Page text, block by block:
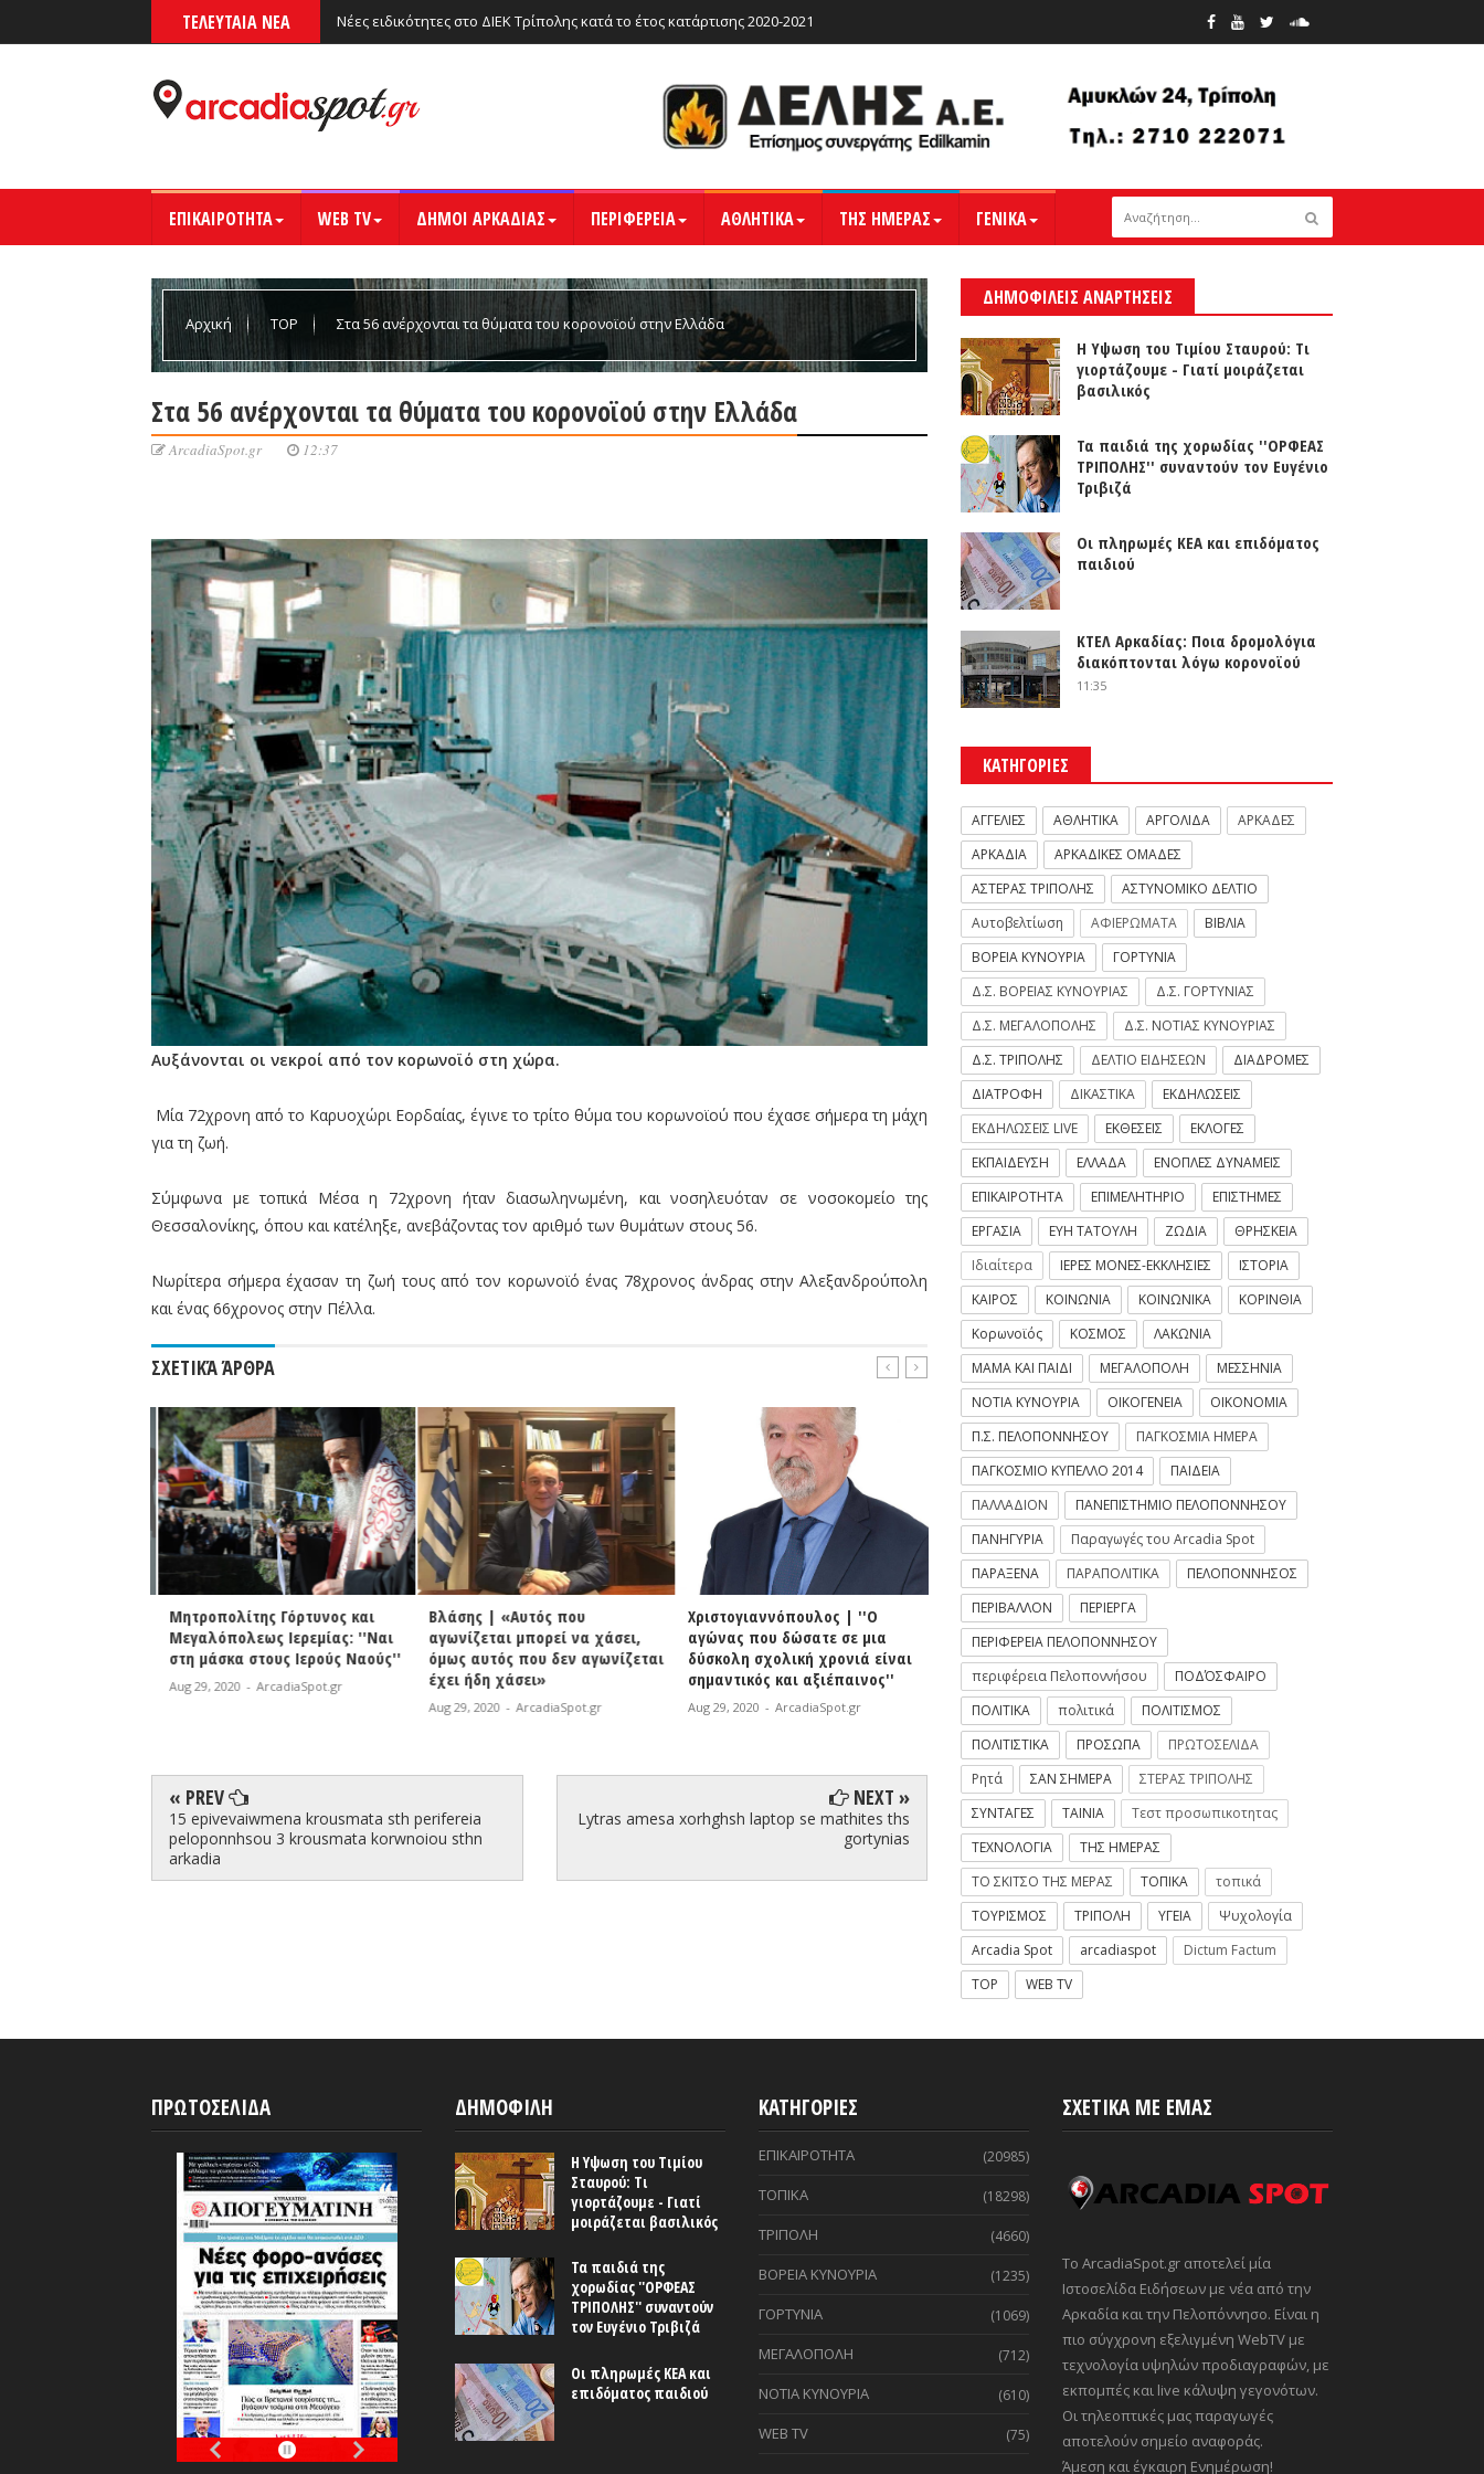
ΤΕΛΕΥΤΑΙΑ ΝΕΑ Νέες ειδικότητες στο ΔΙΕΚ Τρίπολης κατά το έτος κατάρτισης 2020-2021
ΕΠΙΚΑΙΡΟΤΗΤΑ WEB TV ΔΗΜΟΙ ΑΡΚΑΔΙΑΣ ΠΕΡΙΦΕΡΕΙΑ ΑΘΛΗΤΙΚΑ ΤΗΣ ΗΜΕΡΑΣ ΓΕΝΙΚΑ
Αρχική TOP Στα 56 ανέρχονται τα θύματα του κορονοϊού στην Ελλάδα
Στα 56 ανέρχονται τα θύματα του κορονοϊού στην Ελλάδα
ArcadiaSpot.gr 12:37
Αυξάνονται οι νεκροί από τον κορωνοϊό στη χώρα.
Μία 72χρονη από το Καρυοχώρι Εορδαίας, έγινε το τρίτο θύμα του κορωνοϊού που έχασε σήμερα τη μάχη
για τη ζωή.
Σύμφωνα με τοπικά Μέσα η 72χρονη ήταν διασωληνωμένη, και νοσηλευόταν σε νοσοκομείο της
Θεσσαλονίκης, όπου και κατέληξε, ανεβάζοντας τον αριθμό των θυμάτων στους 56.
Νωρίτερα σήμερα έχασαν τη ζωή τους από τον κορωνοϊό ένας 78χρονος άνδρας στην Αλεξανδρούπολη
και ένας 66χρονος στην Πέλλα.
ΣΧΕΤΙΚΆ ΆΡΘΡΑ
Μητροπολίτης Γόρτυνος και
Μεγαλόπολεως Ιερεμίας: ''Ναι
στη μάσκα στους Ιερούς Ναούς''
Aug 29, 2020 - ArcadiaSpot.gr
Βλάσης | «Αυτός που
αγωνίζεται μπορεί να χάσει,
όμως αυτός που δεν αγωνίζεται
έχει ήδη χάσει»
Aug 29, 2020 - ArcadiaSpot.gr
Χριστογιαννόπουλος | ''Ο
αγώνας που δώσατε σε μια
δύσκολη σχολική χρονιά είναι
σημαντικός και αξιέπαινος''
Aug 29, 2020 ArcadiaSpot.gr
Δήμος Τρίπολης | Τα
αποτελέσματα για την
πρόσληψη προσωπικού σε
υπηρεσίες καθαρισμού
σχολικών μονάδων
Aug 29, 2020 - ArcadiaSpot.gr
« PREV
15 epivevaiwmena krousmata sth perifereia
peloponnhsou 3 krousmata korwnoiou sthn
arkadia
NEXT »
Lytras amesa xorhghsh laptop se mathites ths
gortynias
ΔΗΜΟΦΙΛΕΙΣ ΑΝΑΡΤΗΣΕΙΣ
Η Υψωση του Τιμίου Σταυρού: Τι
γιορτάζουμε - Γιατί μοιράζεται
βασιλικός
Τα παιδιά της χορωδίας ''ΟΡΦΕΑΣ
ΤΡΙΠΟΛΗΣ'' συναντούν τον Ευγένιο
Τριβιζά
Οι πληρωμές ΚΕΑ και επιδόματος
παιδιού
ΚΤΕΛ Αρκαδίας: Ποια δρομολόγια
διακόπτονται λόγω κορονοϊού
11:35
ΚΑΤΗΓΟΡΙΕΣ
ΑΓΓΕΛΙΕΣ ΑΘΛΗΤΙΚΑ ΑΡΓΟΛΙΔΑ
ΑΡΚΑΔΕΣ
ΑΡΚΑΔΙΑ
ΑΡΚΑΔΙΚΕΣ ΟΜΑΔΕΣ
ΑΣΤΕΡΑΣ ΤΡΙΠΟΛΗΣ
ΑΣΤΥΝΟΜΙΚΟ ΔΕΛΤΙΟ
Αυτοβελτίωση
ΑΦΙΕΡΩΜΑΤΑ
ΒΙΒΛΙΑ
ΒΟΡΕΙΑ ΚΥΝΟΥΡΙΑ
ΓΟΡΤΥΝΙΑ
Δ.Σ. ΒΟΡΕΙΑΣ ΚΥΝΟΥΡΙΑΣ
Δ.Σ. ΓΟΡΤΥΝΙΑΣ
Δ.Σ. ΜΕΓΑΛΟΠΟΛΗΣ
Δ.Σ. ΝΟΤΙΑΣ ΚΥΝΟΥΡΙΑΣ
Δ.Σ. ΤΡΙΠΟΛΗΣ
ΔΕΛΤΙΟ ΕΙΔΗΣΕΩΝ
ΔΙΑΔΡΟΜΕΣ
ΔΙΑΤΡΟΦΗ
ΔΙΚΑΣΤΙΚΑ
ΕΚΔΗΛΩΣΕΙΣ
ΕΚΔΗΛΩΣΕΙΣ LIVE
ΕΚΘΕΣΕΙΣ
ΕΚΛΟΓΕΣ
ΕΚΠΑΙΔΕΥΣΗ
ΕΛΛΑΔΑ
ΕΝΟΠΛΕΣ ΔΥΝΑΜΕΙΣ
ΕΠΙΚΑΙΡΟΤΗΤΑ
ΕΠΙΜΕΛΗΤΗΡΙΟ
ΕΠΙΣΤΗΜΕΣ
ΕΡΓΑΣΙΑ
ΕΥΗ ΤΑΤΟΥΛΗ ΖΩΔΙΑ
ΘΡΗΣΚΕΙΑ
Ιδιαίτερα
ΙΕΡΕΣ ΜΟΝΕΣ-ΕΚΚΛΗΣΙΕΣ
ΙΣΤΟΡΙΑ
ΚΑΙΡΟΣ
ΚΟΙΝΩΝΙΑ ΚΟΙΝΩΝΙΚΑ
ΚΟΡΙΝΘΙΑ
Κορωνοϊός
ΚΟΣΜΟΣ
ΛΑΚΩΝΙΑ
ΜΑΜΑ ΚΑΙ ΠΑΙΔΙ
ΜΕΓΑΛΟΠΟΛΗ
ΜΕΣΣΗΝΙΑ
ΝΟΤΙΑ ΚΥΝΟΥΡΙΑ
ΟΙΚΟΓΕΝΕΙΑ
ΟΙΚΟΝΟΜΙΑ
Π.Σ. ΠΕΛΟΠΟΝΝΗΣΟΥ
ΠΑΓΚΟΣΜΙΑ ΗΜΕΡΑ
ΠΑΓΚΟΣΜΙΟ ΚΥΠΕΛΛΟ 2014
ΠΑΙΔΕΙΑ
ΠΑΛΛΑΔΙΟΝ
ΠΑΝΕΠΙΣΤΗΜΙΟ ΠΕΛΟΠΟΝΝΗΣΟΥ
ΠΑΝΗΓΥΡΙΑ
Παραγωγές του Arcadia Spot
ΠΑΡΑΞΕΝΑ
ΠΑΡΑΠΟΛΙΤΙΚΑ
ΠΕΛΟΠΟΝΝΗΣΟΣ
ΠΕΡΙΒΑΛΛΟΝ
ΠΕΡΙΕΡΓΑ
ΠΕΡΙΦΕΡΕΙΑ ΠΕΛΟΠΟΝΝΗΣΟΥ
περιφέρεια Πελοποννήσου
ΠΟΔΌΣΦΑΙΡΟ
ΠΟΛΙΤΙΚΑ
πολιτικά
ΠΟΛΙΤΙΣΜΟΣ
ΠΟΛΙΤΙΣΤΙΚΑ
ΠΡΟΣΩΠΑ
ΠΡΩΤΟΣΕΛΙΔΑ
Ρητά
ΣΑΝ ΣΗΜΕΡΑ
ΣΤΕΡΑΣ ΤΡΙΠΟΛΗΣ
ΣΥΝΤΑΓΕΣ
ΤΑΙΝΙΑ
Τεστ προσωπικοτητας
ΤΕΧΝΟΛΟΓΙΑ
ΤΗΣ ΗΜΕΡΑΣ
ΤΟ ΣΚΙΤΣΟ ΤΗΣ ΜΕΡΑΣ
ΤΟΠΙΚΑ
τοπικά
ΤΟΥΡΙΣΜΟΣ
ΤΡΙΠΟΛΗ ΥΓΕΙΑ
Ψυχολογία
Arcadia Spot
arcadiaspot
Dictum Factum
TOP
WEB TV
ΠΡΩΤΟΣΕΛΙΔΑ ΔΗΜΟΦΙΛΗ
Η Υψωση του Τιμίου
Σταυρού: Τι
γιορτάζουμε - Γιατί
μοιράζεται βασιλικός
Τα παιδιά της
χορωδίας ''ΟΡΦΕΑΣ
ΤΡΙΠΟΛΗΣ'' συναντούν
τον Ευγένιο Τριβιζά
Οι πληρωμές ΚΕΑ και
επιδόματος παιδιού
ΚΑΤΗΓΟΡΙΕΣ
ΕΠΙΚΑΙΡΟΤΗΤΑ (20985)
ΤΟΠΙΚΑ (18298)
ΤΡΙΠΟΛΗ (4660)
ΒΟΡΕΙΑ ΚΥΝΟΥΡΙΑ (1235)
ΓΟΡΤΥΝΙΑ (1069)
ΜΕΓΑΛΟΠΟΛΗ (712)
ΝΟΤΙΑ ΚΥΝΟΥΡΙΑ (610)
WEB TV (75)
ΣΧΕΤΙΚΑ ΜΕ ΕΜΑΣ
Το ArcadiaSpot.gr αποτελεί μία
Ιστοσελίδα Ειδήσεων με νέα από την
Αρκαδία και την Πελοπόννησο. Είναι η
πιο σύγχρονη εξελιγμένη WebTV με
τεχνολογία υψηλών προδιαγραφών, με
εκπομπές και live κάλυψη γεγονότων.
Οι τηλεοπτικές μας παραγωγές
αποτελούν σημείο αναφοράς.
Άμεση και έγκαιρη Ενημέρωση!